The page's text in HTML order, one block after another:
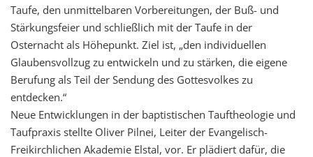
Taufe, den unmittelbaren Vorbereitungen, der Buß- und
Stärkungsfeier und schließlich mit der Taufe in der
Osternacht als Höhepunkt. Ziel ist, „den individuellen
Glaubensvollzug zu entwickeln und zu stärken, die eigene
Berufung als Teil der Sendung des Gottesvolkes zu
entdecken.“
Neue Entwicklungen in der baptistischen Tauftheologie und
Taufpraxis stellte Oliver Pilnei, Leiter der Evangelisch-
Freikirchlichen Akademie Elstal, vor. Er plädiert dafür, die